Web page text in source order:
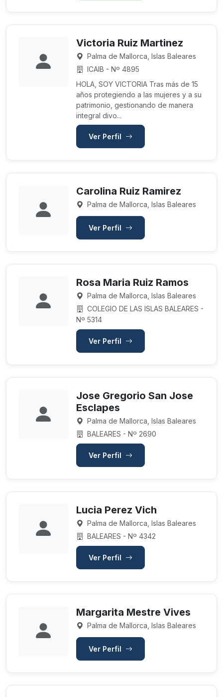
Victoria Ruiz Martinez
Palma de Mallorca, Islas Baleares
ICAIB - Nº 4895
HOLA, SOY VICTORIA Tras más de 15
años protegiendo a las mujeres y a su
patrimonio, gestionando de manera
integral divo...
Ver Perfil
Carolina Ruiz Ramirez
Palma de Mallorca, Islas Baleares
Ver Perfil
Rosa Maria Ruiz Ramos
Palma de Mallorca, Islas Baleares
COLEGIO DE LAS ISLAS BALEARES -
Nº 5314
Ver Perfil
Jose Gregorio San Jose
Esclapes
Palma de Mallorca, Islas Baleares
BALEARES - Nº 2690
Ver Perfil
Lucia Perez Vich
Palma de Mallorca, Islas Baleares
BALEARES - Nº 4342
Ver Perfil
Margarita Mestre Vives
Palma de Mallorca, Islas Baleares
Ver Perfil